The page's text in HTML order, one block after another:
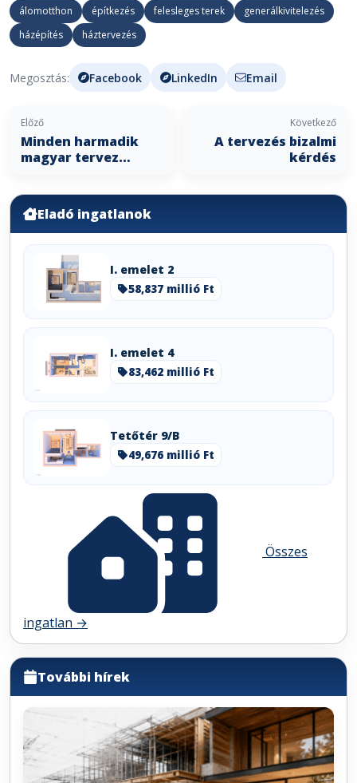
álomotthon építkezés felesleges terek
generálkivitelezés
házépítés
háztervezés
Megosztás: Facebook LinkedIn Email
Előző
Minden harmadik
magyar tervez
megoldást
Következő
A tervezés bizalmi
kérdés
Eladó ingatlanok
I. emelet 2
58,837 millió Ft
I. emelet 4
83,462 millió Ft
Tetőtér 9/B
49,676 millió Ft
Összes
ingatlan →
További hírek